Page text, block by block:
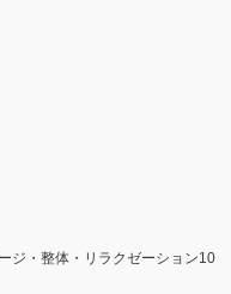
ジ・整体・リラクゼーション10